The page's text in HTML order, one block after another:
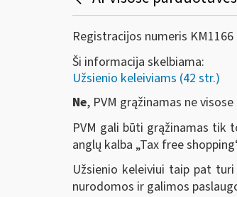
Registracijos numeris KM1166
Ši informacija skelbiama:
Užsienio keleiviams (42 str.)
Ne, PVM grąžinamas ne
PVM gali būti grąžinamas tik
anglų kalba „Tax free
Užsienio keleiviui taip pat
nurodomos ir galimos